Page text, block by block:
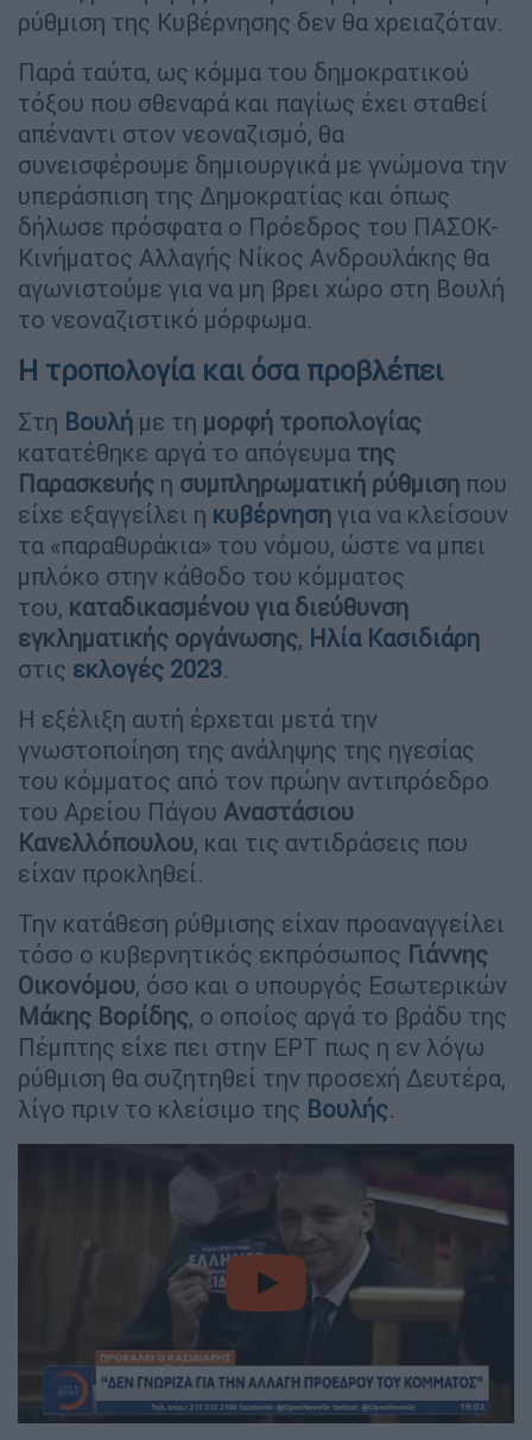
ρύθμιση της Κυβέρνησης δεν θα χρειαζόταν.
Παρά ταύτα, ως κόμμα του δημοκρατικού
τόξου που σθεναρά και παγίως έχει σταθεί
απέναντι στον νεοναζισμό, θα
συνεισφέρουμε δημιουργικά με γνώμονα την
υπεράσπιση της Δημοκρατίας και όπως
δήλωσε πρόσφατα ο Πρόεδρος του ΠΑΣΟΚ-
Κινήματος Αλλαγής Νίκος Ανδρουλάκης θα
αγωνιστούμε για να μη βρει χώρο στη Βουλή
το νεοναζιστικό μόρφωμα.
Η τροπολογία και όσα προβλέπει
Στη Βουλή με τη μορφή τροπολογίας
κατατέθηκε αργά το απόγευμα της
Παρασκευής η συμπληρωματική ρύθμιση που
είχε εξαγγείλει η κυβέρνηση για να κλείσουν
τα «παραθυράκια» του νόμου, ώστε να μπει
μπλόκο στην κάθοδο του κόμματος
του, καταδικασμένου για διεύθυνση
εγκληματικής οργάνωσης, Ηλία Κασιδιάρη
στις εκλογές 2023.
Η εξέλιξη αυτή έρχεται μετά την
γνωστοποίηση της ανάληψης της ηγεσίας
του κόμματος από τον πρώην αντιπρόεδρο
του Αρείου Πάγου Αναστάσιου
Κανελλόπουλου, και τις αντιδράσεις που
είχαν προκληθεί.
Την κατάθεση ρύθμισης είχαν προαναγγείλει
τόσο ο κυβερνητικός εκπρόσωπος Γιάννης
Οικονόμου, όσο και ο υπουργός Εσωτερικών
Μάκης Βορίδης, ο οποίος αργά το βράδυ της
Πέμπτης είχε πει στην ΕΡΤ πως η εν λόγω
ρύθμιση θα συζητηθεί την προσεχή Δευτέρα,
λίγο πριν το κλείσιμο της Βουλής.
video